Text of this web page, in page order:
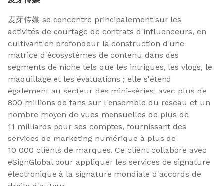
麦芽传媒 se concentre principalement sur les
activités de courtage de contrats d'influenceurs, en
cultivant en profondeur la construction d'une
matrice d'écosystèmes de contenu dans des
segments de niche tels que les intrigues, les vlogs, le
maquillage et les évaluations ; elle s'étend
également au secteur des mini-séries, avec plus de
800 millions de fans sur l'ensemble du réseau et un
nombre moyen de vues mensuelles de plus de
11 milliards pour ses comptes, fournissant des
services de marketing numérique à plus de
10 000 clients de marques. Ce client collabore avec
eSignGlobal pour appliquer les services de signature
électronique à la signature mondiale d'accords de